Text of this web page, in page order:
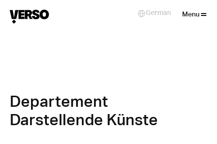
Menu
Select Language
German
Departement
Darstellende Künste